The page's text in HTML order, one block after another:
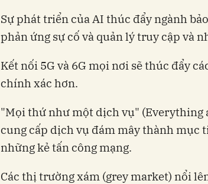
Sự phát triển của AI thúc đẩy ngành
phản ứng sự cố và quản lý truy cập và
Kết nối 5G và 6G mọi nơi sẽ thúc đẩy
chính xác hơn.
"Mọi thứ như một dịch vụ" (Everything
cung cấp dịch vụ đám mây thành mục
những kẻ tấn công mạng.
Các thị trường xám (grey market) nổi